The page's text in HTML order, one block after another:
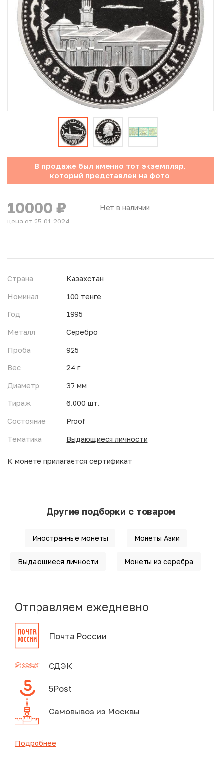
Юбилейные монеты Банка России (с 1999 года)
Памятные и инвестиционные монеты СССР и России
Иностранные монеты
Неофициальные выпуски монет (Unusual)
Античные и средневековые монеты
В продаже был именно тот экземпляр,
который представлен на фото
Нет в наличии
10000 ₽
цена от 25.01.2024
Страна
Казахстан
Номинал
100 тенге
Год
1995
Металл
Серебро
Проба
925
Вес
24 г
Диаметр
37 мм
Тираж
6.000 шт.
Состояние
Proof
Тематика
Выдающиеся личности
К монете прилагается сертификат
Другие подборки с товаром
Иностранные монеты Монеты Азии
Выдающиеся личности Монеты из серебра
Отправляем ежедневно
Почта России
СДЭК
5Post
Самовывоз из Москвы
Подробнее